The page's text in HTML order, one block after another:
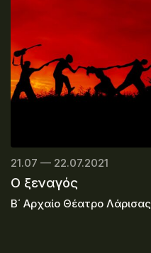
21.07 — 22.07.2021
Ο ξεναγός
Β΄ Αρχαίο Θέατρο Λάρισας